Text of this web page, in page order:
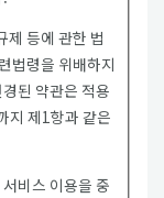
등에 관한 법
법령을 위배하지
된 약관은 적용
지 제1항과 같은
비스 이용을 중